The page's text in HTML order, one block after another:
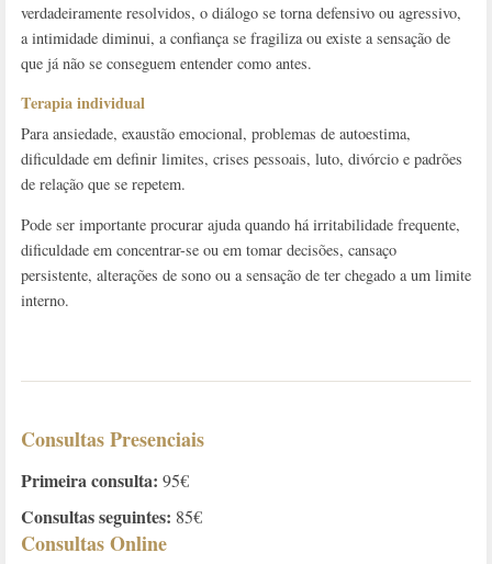
verdadeiramente resolvidos, o diálogo se torna defensivo ou agressivo,
a intimidade diminui, a confiança se fragiliza ou existe a sensação de
que já não se conseguem entender como antes.
Terapia individual
Para ansiedade, exaustão emocional, problemas de autoestima,
dificuldade em definir limites, crises pessoais, luto, divórcio e padrões
de relação que se repetem.
Pode ser importante procurar ajuda quando há irritabilidade frequente,
dificuldade em concentrar-se ou em tomar decisões, cansaço
persistente, alterações de sono ou a sensação de ter chegado a um limite
interno.
Consultas Presenciais
Primeira consulta: 95€
Consultas seguintes: 85€
Consultas Online